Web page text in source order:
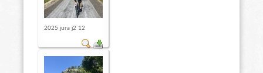
2025 jura j2 12